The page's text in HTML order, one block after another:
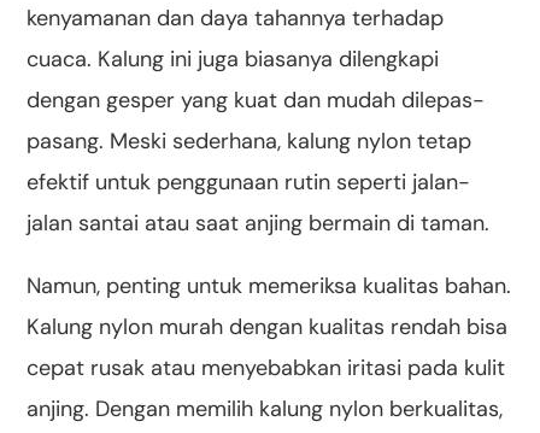
kenyamanan dan daya tahannya terhadap
cuaca. Kalung ini juga biasanya dilengkapi
dengan gesper yang kuat dan mudah dilepas-
pasang. Meski sederhana, kalung nylon tetap
efektif untuk penggunaan rutin seperti jalan-
jalan santai atau saat anjing bermain di taman.
Namun, penting untuk memeriksa kualitas bahan.
Kalung nylon murah dengan kualitas rendah bisa
cepat rusak atau menyebabkan iritasi pada kulit
anjing. Dengan memilih kalung nylon berkualitas,